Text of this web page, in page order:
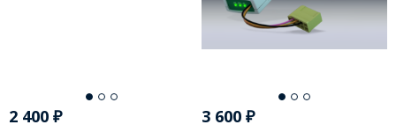
2 400 ₽ 3 600₽